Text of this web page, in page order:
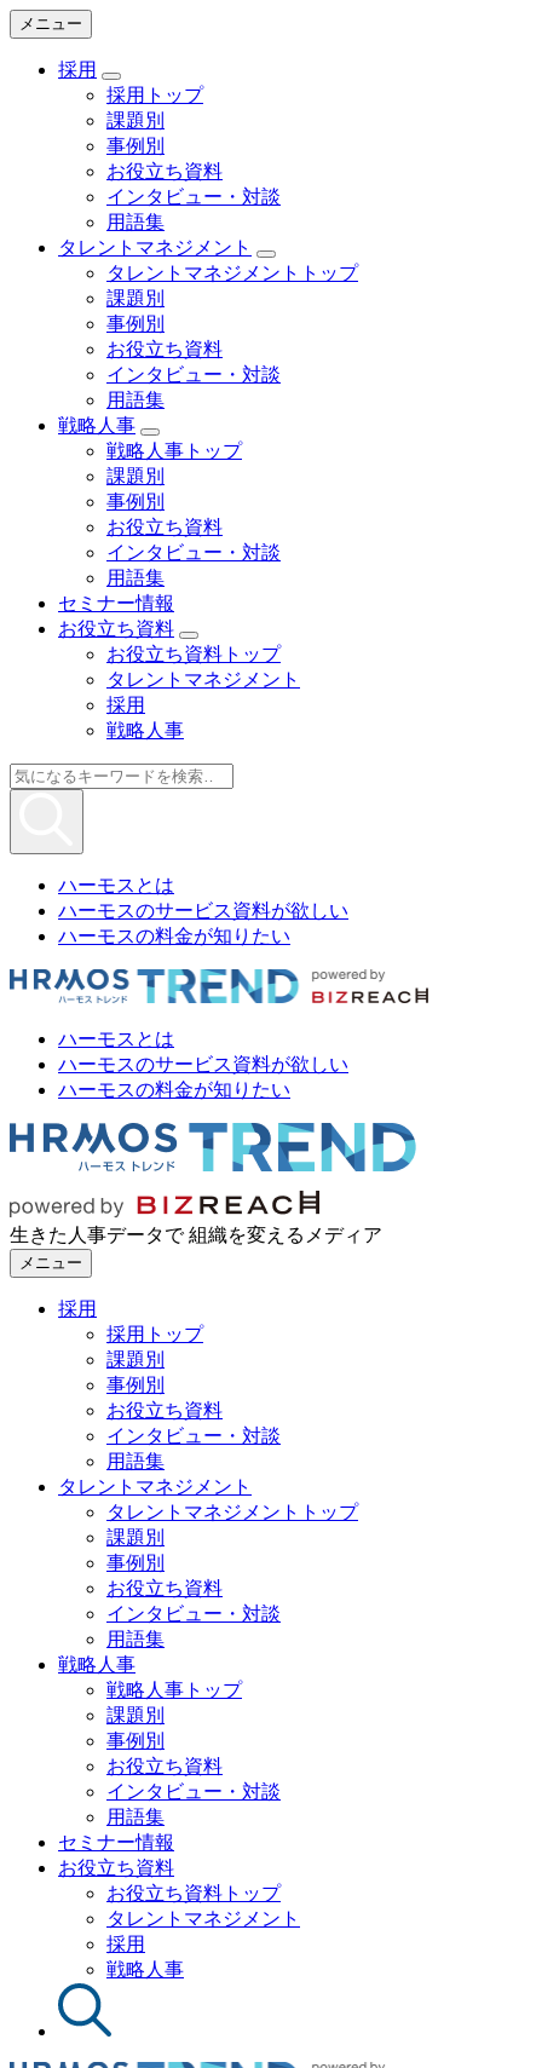
メニュー
採用
採用トップ
課題別
事例別
お役立ち資料
インタビュー・対談
用語集
タレントマネジメント
タレントマネジメントトップ
課題別
事例別
お役立ち資料
インタビュー・対談
用語集
戦略人事
戦略人事トップ
課題別
事例別
お役立ち資料
インタビュー・対談
用語集
セミナー情報
お役立ち資料
お役立ち資料トップ
タレントマネジメント
採用
戦略人事
ハーモスとは
ハーモスのサービス資料が欲しい
ハーモスの料金が知りたい
ハーモスとは
ハーモスのサービス資料が欲しい
ハーモスの料金が知りたい
生きた人事データで 組織を変えるメディア
メニュー
採用
採用トップ
課題別
事例別
お役立ち資料
インタビュー・対談
用語集
タレントマネジメント
タレントマネジメントトップ
課題別
事例別
お役立ち資料
インタビュー・対談
用語集
戦略人事
戦略人事トップ
課題別
事例別
お役立ち資料
インタビュー・対談
用語集
セミナー情報
お役立ち資料
お役立ち資料トップ
タレントマネジメント
採用
戦略人事